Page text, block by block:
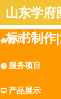
山东学府
标书制作
󰄫 首页
󰃓 服务项目
󰂑 产品展示